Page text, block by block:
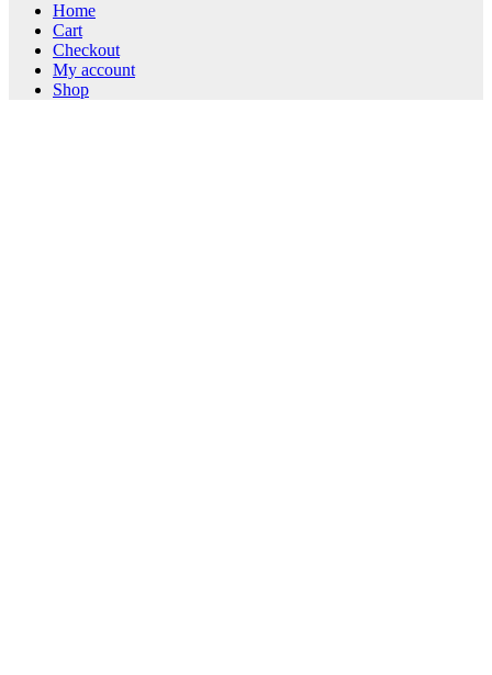
Home
Cart
Checkout
My account
Shop